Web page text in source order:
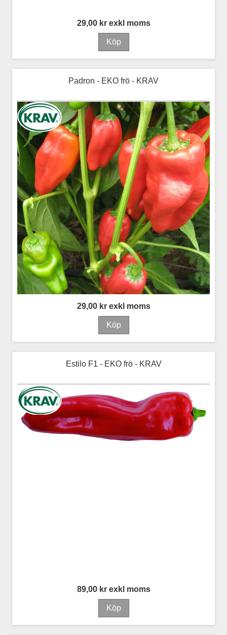
29,00 kr exkl moms
Padron - EKO frö - KRAV
29,00 kr exkl moms
Estilo F1 - EKO frö - KRAV
89,00 kr exkl moms